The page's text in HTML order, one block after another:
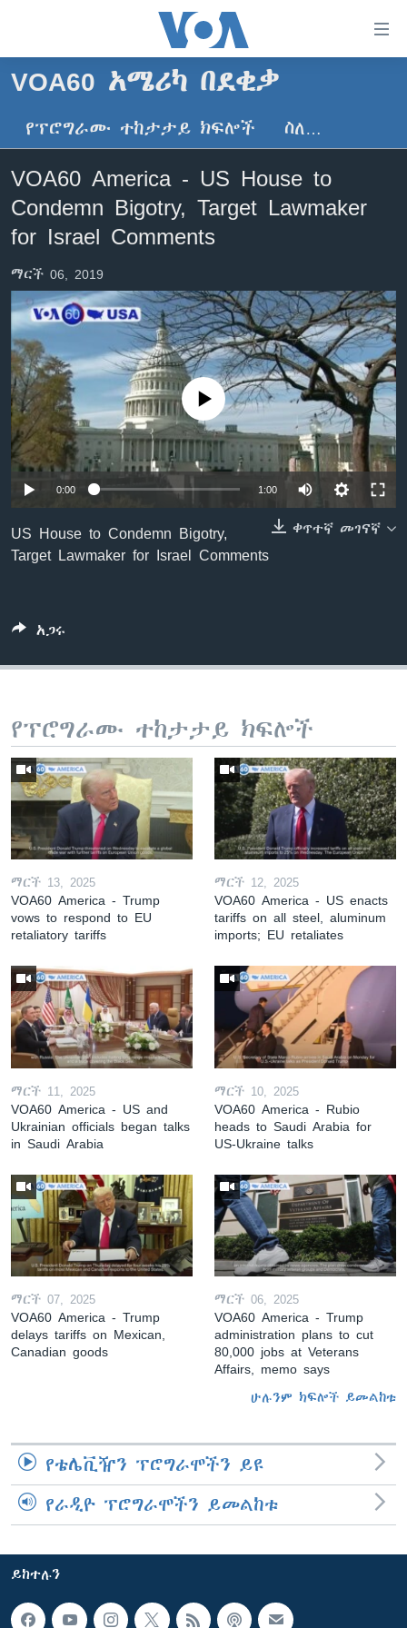
ማገናኛዎች
ዋናው
ይዘት
ወደ
ዋናው
ይዘት
እለፍ
ወደ
ዋናው
ይዘት
እለፍ
ዜና
ኢትዮጵያ
አሜሪካ
ኑሮ በጤንነት
ቪዲዮ
ክምችት
Learning English
ይከተሉን
ቋንቋዎች
VOA60 አሜሪካ በደቂቃ
የፕሮግራሙ ተከታታይ ክፍሎች ስለ…
VOA60 America - US House to
Condemn Bigotry, Target Lawmaker
for Israel Comments
ማርች 06, 2019
No media source currently available
0:00 1:00
ቀጥተኛ መገናኛ
US House to Condemn Bigotry,
Target Lawmaker for Israel Comments
አጋሩ
የፕሮግራሙ ተከታታይ ክፍሎች
ማርች 13, 2025
VOA60 America - Trump
vows to respond to EU
retaliatory tariffs
ማርች 12, 2025
VOA60 America - US enacts
tariffs on all steel, aluminum
imports; EU retaliates
ማርች 11, 2025
VOA60 America - US and
Ukrainian officials began talks
in Saudi Arabia
ማርች 10, 2025
VOA60 America - Rubio
heads to Saudi Arabia for
US-Ukraine talks
ማርች 07, 2025
VOA60 America - Trump
delays tariffs on Mexican,
Canadian goods
ማርች 06, 2025
VOA60 America - Trump
administration plans to cut
80,000 jobs at Veterans
Affairs, memo says
ሁሉንም ክፍሎች ይመልከቱ
የቴሌቪዥን ፕሮግራሞችን ይዩ
የራዲዮ ፕሮግራሞችን ይመልከቱ
ይከተሉን